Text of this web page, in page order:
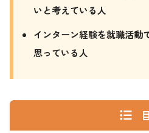
いと考えている人
インターン経験を就職活動
思っている人